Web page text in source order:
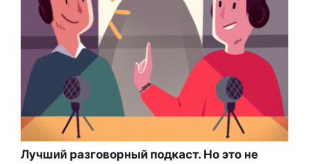
Лучший разговорный подкаст. Но это не